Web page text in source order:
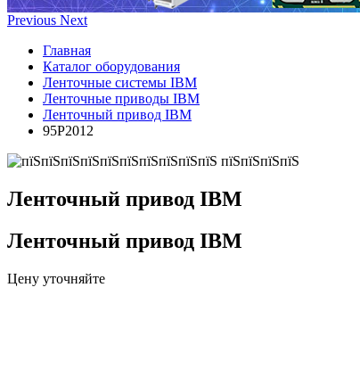
Previous Next
Главная
Каталог оборудования
Ленточные системы IBM
Ленточные приводы IBM
Ленточный привод IBM
95P2012
Ленточный привод IBM
Ленточный привод IBM
Цену уточняйте